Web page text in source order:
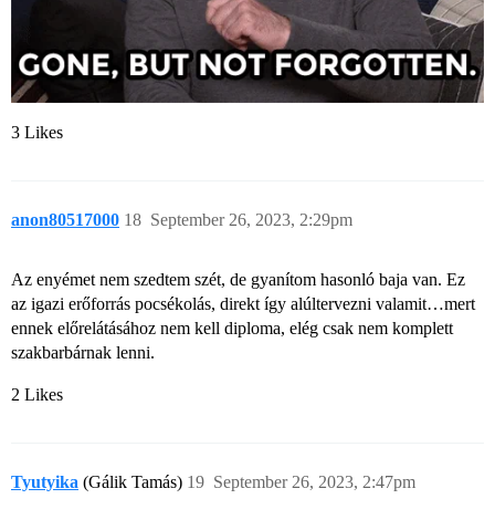
3 Likes
anon80517000 September 26, 2023, 2:29pm
18
Az enyémet nem szedtem szét, de gyanítom hasonló baja van. Ez
az igazi erőforrás pocsékolás, direkt így alúltervezni valamit…mert
ennek előrelátásához nem kell diploma, elég csak nem komplett
szakbarbárnak lenni.
2 Likes
Tyutyika (Gálik Tamás) September 26, 2023, 2:47pm
19